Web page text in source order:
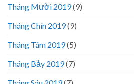
Tháng Mười 2019(9)
Tháng Chín 2019(9)
Tháng Tám 2019(5)
Tháng Bảy 2019(7)